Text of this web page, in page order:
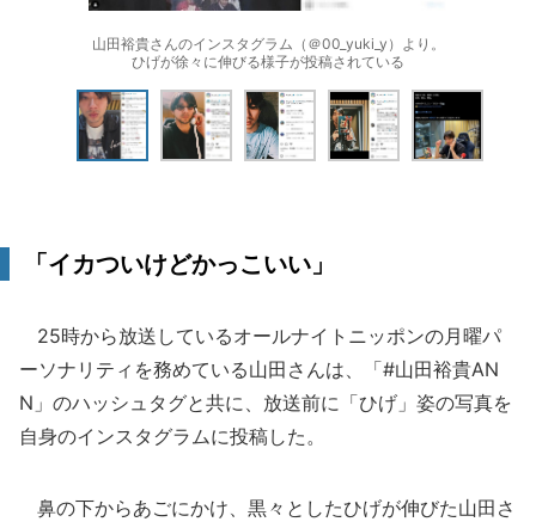
山田裕貴さんのインスタグラム（＠00_yuki_y）より。
ひげが徐々に伸びる様子が投稿されている
「イカついけどかっこいい」
25時から放送しているオールナイトニッポンの月曜パ
ーソナリティを務めている山田さんは、「#山田裕貴AN
N」のハッシュタグと共に、放送前に「ひげ」姿の写真を
自身のインスタグラムに投稿した。
鼻の下からあごにかけ、黒々としたひげが伸びた山田さ